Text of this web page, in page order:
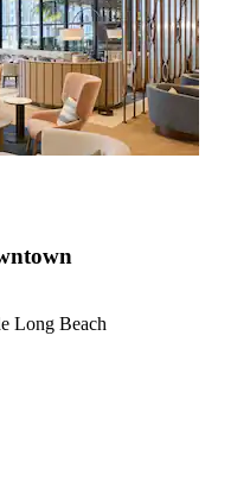
Long Beach